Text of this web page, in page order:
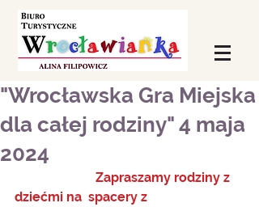
"Wrocławska Gra Miejska
dla całej rodziny" 4 maja
2024
dziećmi na  spacery z